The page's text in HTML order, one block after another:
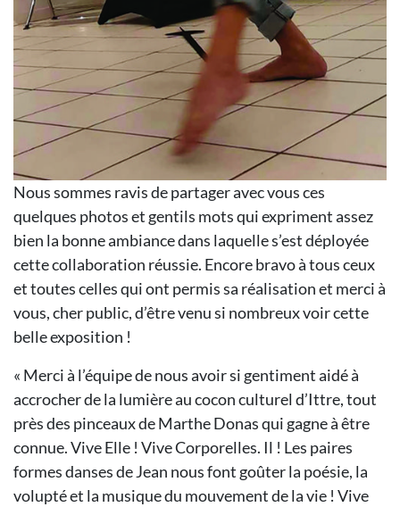
Nous sommes ravis de partager avec vous ces
quelques photos et gentils mots qui expriment assez
bien la bonne ambiance dans laquelle s’est déployée
cette collaboration réussie. Encore bravo à tous ceux
et toutes celles qui ont permis sa réalisation et merci à
vous, cher public, d’être venu si nombreux voir cette
belle exposition !
« Merci à l’équipe de nous avoir si gentiment aidé à
accrocher de la lumière au cocon culturel d’Ittre, tout
près des pinceaux de Marthe Donas qui gagne à être
connue. Vive Elle ! Vive Corporelles. Il ! Les paires
formes danses de Jean nous font goûter la poésie, la
volupté et la musique du mouvement de la vie ! Vive